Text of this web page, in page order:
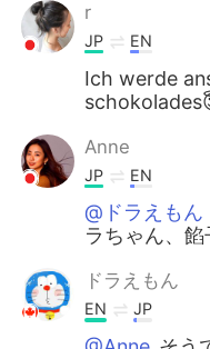
r
JP EN
Ich werde
Anne
JP EN
@ドラえもん
ラちゃん、
ドラえもん
EN JP